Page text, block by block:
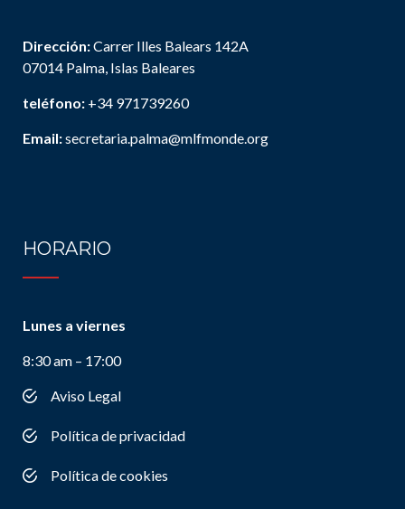
Dirección:Carrer Illes Balears 142A
07014 Palma, Islas Baleares
teléfono: +34 971739260
Email:secretaria.palma@mlfmonde.org
HORARIO
Lunes a viernes
8:30 am – 17:00
Aviso Legal
Política de privacidad
Política de cookies